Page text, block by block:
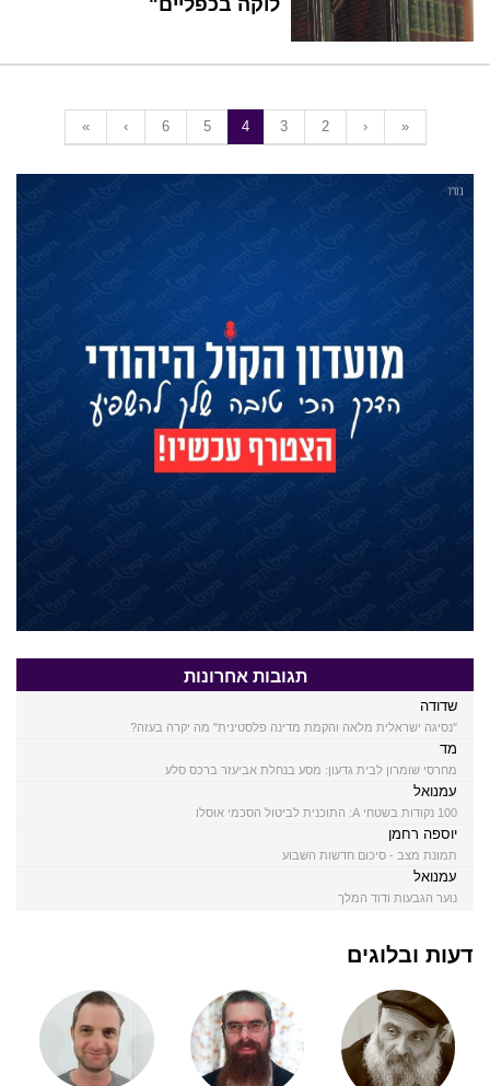
לוקה בכפליים"
»
›
2
3
4
5
6
‹
«
תגובות אחרונות
שדודה
"נסיגה ישראלית מלאה והקמת מדינה פלסטינית" מה יקרה בעזה?
מד
מחרסי שומרון לבית גדעון: מסע בנחלת אביעזר ברכס סלע
עמנואל
100 נקודות בשטחי A: התוכנית לביטול הסכמי אוסלו
יוספה רחמן
תמונת מצב - סיכום חדשות השבוע
עמנואל
נוער הגבעות ודוד המלך
דעות ובלוגים